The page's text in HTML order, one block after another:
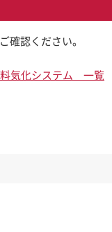
確認ください。
気化システム 一覧